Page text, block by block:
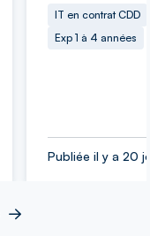
IT en contrat CDD
Exp 1 à 4 années
Publiée il y a 20